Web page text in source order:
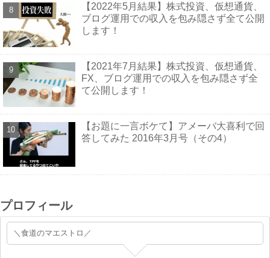
【2022年5月結果】株式投資、仮想通貨、
ブログ運用での収入を包み隠さず全て公開
します！
【2021年7月結果】株式投資、仮想通貨、
FX、ブログ運用での収入を包み隠さず全
て公開します！
【お題に一言ボケて】アメーバ大喜利で回
答してみた 2016年3月号（その4）
プロフィール
＼食道のマエストロ／